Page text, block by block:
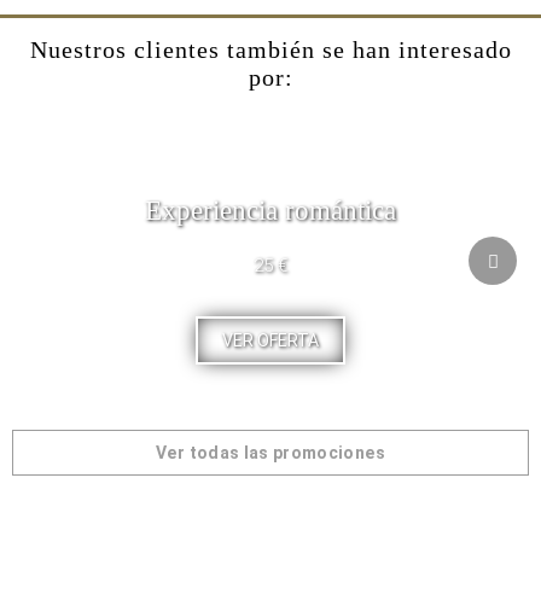
Nuestros clientes también se han interesado
por:
Experiencia romántica
25 €
VER OFERTA
Ver todas las promociones